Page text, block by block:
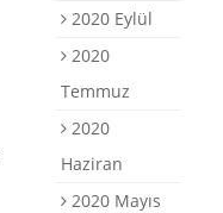
2020 Eylül
2020
Temmuz
2020
Haziran
2020 Mayıs